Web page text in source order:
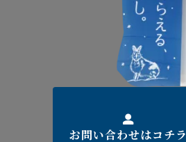
お問い合わせはコチラ